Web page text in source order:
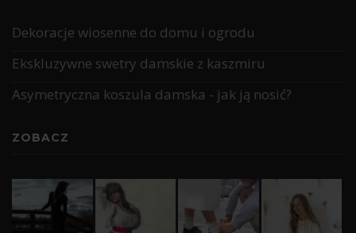
Dekoracje wiosenne do domu i ogrodu
Ekskluzywne swetry damskie z kaszmiru
Asymetryczna koszula damska - jak ją nosić?
ZOBACZ